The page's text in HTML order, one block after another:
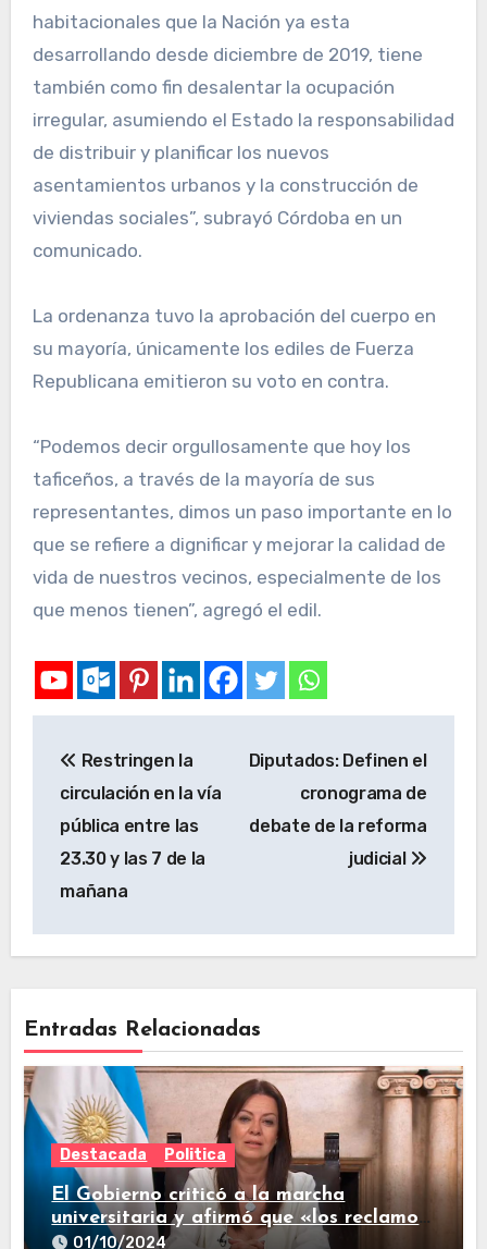
habitacionales que la Nación ya esta
desarrollando desde diciembre de 2019, tiene
también como fin desalentar la ocupación
irregular, asumiendo el Estado la responsabilidad
de distribuir y planificar los nuevos
asentamientos urbanos y la construcción de
viviendas sociales”, subrayó Córdoba en un
comunicado.
La ordenanza tuvo la aprobación del cuerpo en
su mayoría, únicamente los ediles de Fuerza
Republicana emitieron su voto en contra.
“Podemos decir orgullosamente que hoy los
taficeños, a través de la mayoría de sus
representantes, dimos un paso importante en lo
que se refiere a dignificar y mejorar la calidad de
vida de nuestros vecinos, especialmente de los
que menos tienen”, agregó el edil.
Restringen la
circulación en la vía
pública entre las
23.30 y las 7 de la
mañana
Diputados: Definen el
cronograma de
debate de la reforma
judicial
Entradas Relacionadas
Destacada Politica
El Gobierno criticó a la marcha
universitaria y afirmó que «los reclamos
están todos resueltos»
01/10/2024